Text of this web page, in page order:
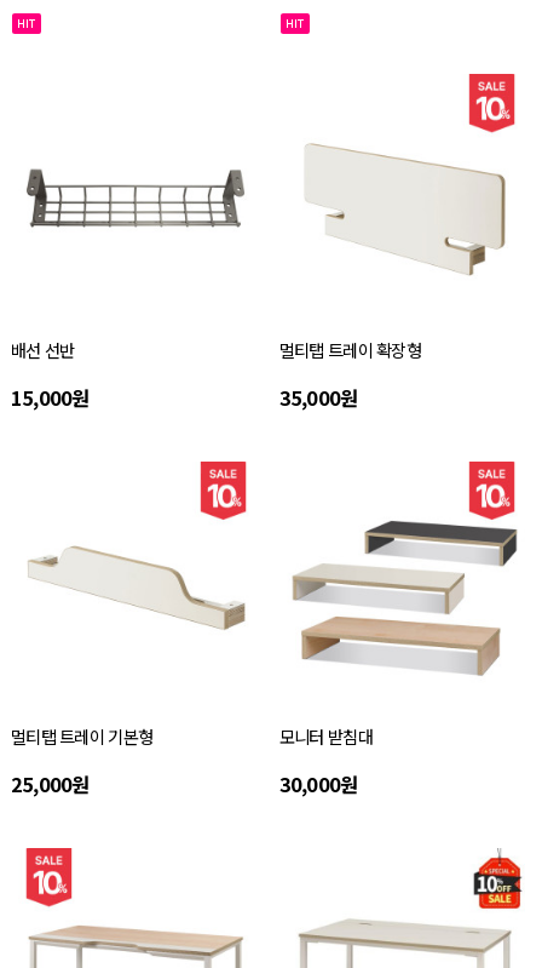
배선 선반
15,000원
멀티탭 트레이 확장형
35,000원
멀티탭 트레이 기본형
25,000원
모니터 받침대
30,000원